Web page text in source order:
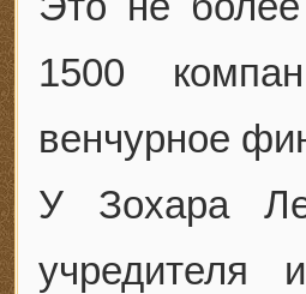
1500
венчурное
У Зохара
учредителя